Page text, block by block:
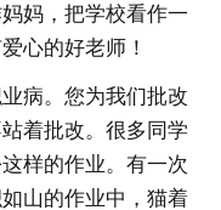
妈，把学校看作一
心的好老师！
病。您为我们批改
着批改。很多同学
样的作业。有一次
山的作业中，猫着